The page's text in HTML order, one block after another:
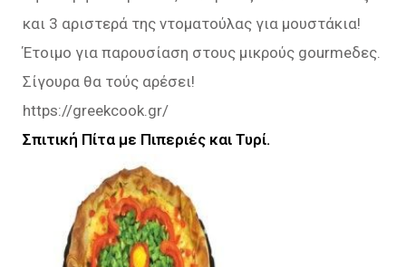
και 3 αριστερά της ντοματούλας για μουστάκια!
Έτοιμο για παρουσίαση στους μικρούς gourmeδες.
Σίγουρα θα τούς αρέσει!
https://greekcook.gr/
Σπιτική Πίτα με Πιπεριές και Τυρί.